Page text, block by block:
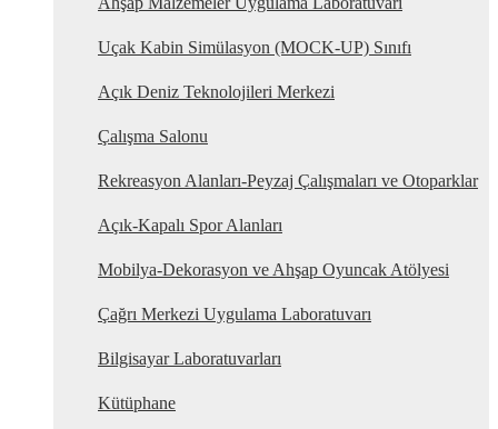
Uçak Kabin Simülasyon (MOCK-UP) Sınıfı
Açık Deniz Teknolojileri Merkezi
Çalışma Salonu
Rekreasyon Alanları-Peyzaj Çalışmaları ve Otoparklar
Açık-Kapalı Spor Alanları
Mobilya-Dekorasyon ve Ahşap Oyuncak Atölyesi
Çağrı Merkezi Uygulama Laboratuvarı
Bilgisayar Laboratuvarları
Kütüphane